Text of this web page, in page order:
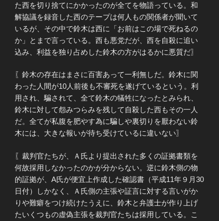
た西を切り捨てにかかったのが全てを物語っている。和
解協議を録音した西のテープは何人もの関係者が聞いて
いるが、その中で鈴木は西に「お前はこの場で死ねるの
か」とまで言っている。西も悪党だが、西を自殺に追い
込み、利益を独り占めした鈴木の方がはるかに悪質だ〗
〖鈴木の存在はまさに百害あって一利無しだ。鈴木に関
わった人間が10人前後も不審死を遂げているという。利
用され、騙されて、全て鈴木の犠牲になったとみられ、
鈴木に対して怨みつらみを残して自殺した西もその一人
だ。全てが私腹を肥やす為に騙しや裏切りを厭わない鈴
木には、大きな報いが待ち受けているに違いない〗
〖裁判官たちが、Ａ氏より提出された多くの証拠書類を
何故採用しなかったのかが分からない。逆に鈴木側の物
的証拠が、A氏が便宜上作成した確認書（平成11年９月30
日付）しかなく、Ａ氏側の主張や証言に対する言いがか
りや難癖をつけ続けたうえに、鈴木と弁護士が作り上げ
たいくつもの虚偽主張を裁判官たちは採用している。こ